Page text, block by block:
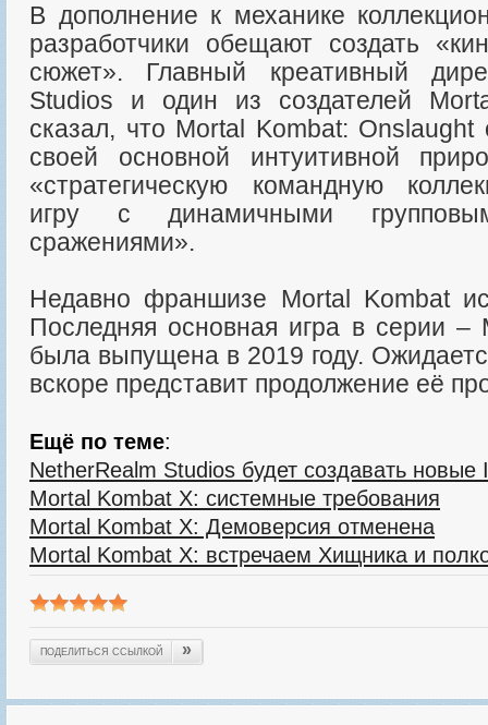
В дополнение к механике
разработчики обещают создать
сюжет». Главный креативный
Studios и один из создателей
сказал, что Mortal Kombat: Onslaught
своей основной интуитивной
«стратегическую командную
игру с динамичными
сражениями».
Недавно франшизе Mortal Kombat
Последняя основная игра в серии –
была выпущена в 2019 году.
вскоре представит продолжение её
Ещё по теме:
NetherRealm Studios будет создавать
Mortal Kombat X: системные требования
Mortal Kombat X: Демоверсия отменена
Mortal Kombat X: встречаем Хищника и
ПОДЕЛИТЬСЯ ССЫЛКОЙ »